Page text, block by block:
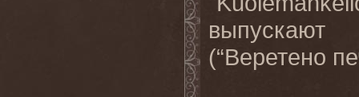
(“Веретено